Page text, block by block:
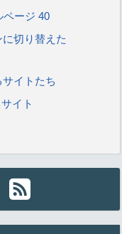
ページ 40
切り替えた
イトたち
イト